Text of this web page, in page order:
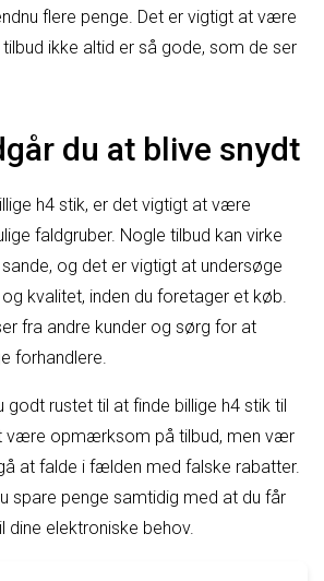
flere penge. Det er vigtigt at være
ikke altid er så gode, som de ser
du at blive snydt
h4 stik, er det vigtigt at være
faldgruber. Nogle tilbud kan virke
og det er vigtigt at undersøge
kvalitet, inden du foretager et køb.
fra andre kunder og sørg for at
forhandlere.
godt rustet til at finde billige h4 stik til
være opmærksom på tilbud, men vær
at falde i fælden med falske rabatter.
spare penge samtidig med at du får
dine elektroniske behov.